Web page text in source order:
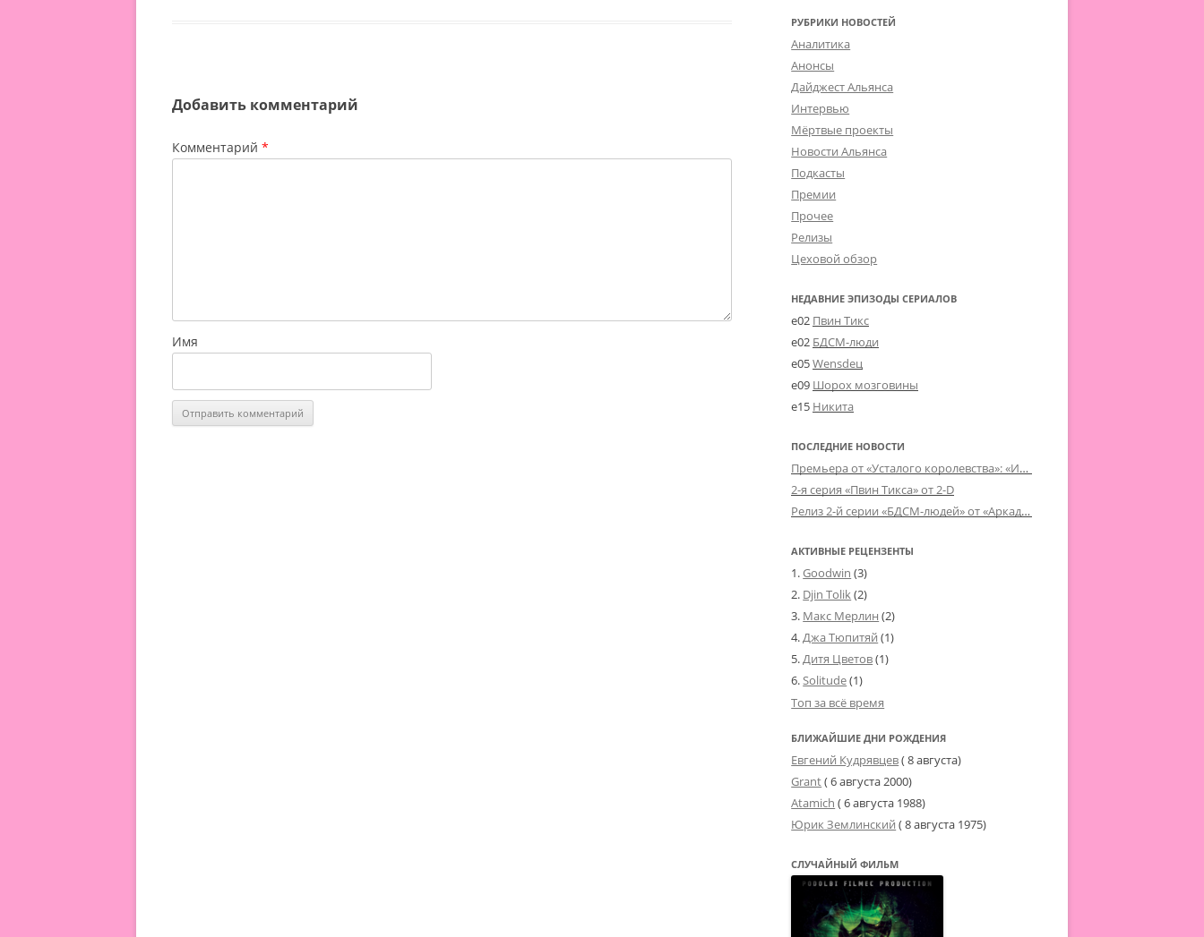
Добавить комментарий
Комментарий *
Имя
РУБРИКИ НОВОСТЕЙ
Аналитика
Анонсы
Дайджест Альянса
Интервью
Мёртвые проекты
Новости Альянса
Подкасты
Премии
Прочее
Релизы
Цеховой обзор
НЕДАВНИЕ ЭПИЗОДЫ СЕРИАЛОВ
e02 Пвин Тикс
e02 БДСМ-люди
e05Wensdeц
e09 Шорох мозговины
e15 Никита
ПОСЛЕДНИЕ НОВОСТИ
Премьера от «Усталого королевства»: «Игорь начал»
2-я серия «Пвин Тикса» от 2-D
Релиз 2-й серии «БДСМ-людей» от «Аркада Фильм»
АКТИВНЫЕ РЕЦЕНЗЕНТЫ
Goodwin (3)
Djin Tolik(2)
Макс Мерлин (2)
Джа Тюпитяй (1)
Дитя Цветов(1)
Solitude(1)
Топ за всё время
БЛИЖАЙШИЕ ДНИ РОЖДЕНИЯ
Евгений Кудрявцев( 8 августа)
Grant(6 августа 2000)
Atamich (6 августа 1988)
Юрик Землинский (8 августа 1975)
СЛУЧАЙНЫЙ ФИЛЬМ